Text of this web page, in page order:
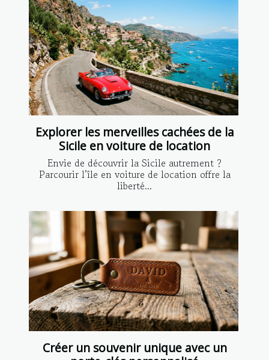
Explorer les merveilles cachées de la
Sicile en voiture de location
Envie de découvrir la Sicile autrement ?
Parcourir l’île en voiture de location offre la
liberté...
Créer un souvenir unique avec un